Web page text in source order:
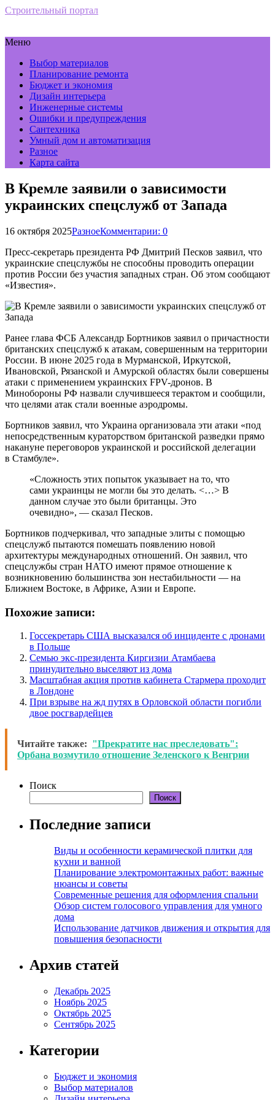
Строительный портал
Меню
Выбор материалов
Планирование ремонта
Бюджет и экономия
Дизайн интерьера
Инженерные системы
Ошибки и предупреждения
Сантехника
Умный дом и автоматизация
Разное
Карта сайта
В Кремле заявили о зависимости
украинских спецслужб от Запада
16 октября 2025РазноеКомментарии: 0
Пресс-секретарь президента РФ Дмитрий Песков заявил, что
украинские спецслужбы не способны проводить операции
против России без участия западных стран. Об этом сообщают
«Известия».
Ранее глава ФСБ Александр Бортников заявил о причастности
британских спецслужб к атакам, совершенным на территории
России. В июне 2025 года в Мурманской, Иркутской,
Ивановской, Рязанской и Амурской областях были совершены
атаки с применением украинских FPV-дронов. В
Минобороны РФ назвали случившееся терактом и сообщили,
что целями атак стали военные аэродромы.
Бортников заявил, что Украина организовала эти атаки «под
непосредственным кураторством британской разведки прямо
накануне переговоров украинской и российской делегации
в Стамбуле».
«Сложность этих попыток указывает на то, что
сами украинцы не могли бы это делать. <…> В
данном случае это были британцы. Это
очевидно», — сказал Песков.
Бортников подчеркивал, что западные элиты с помощью
спецслужб пытаются помешать появлению новой
архитектуры международных отношений. Он заявил, что
спецслужбы стран НАТО имеют прямое отношение к
возникновению большинства зон нестабильности — на
Ближнем Востоке, в Африке, Азии и Европе.
Похожие записи:
Госсекретарь США высказался об инциденте с дронами
в Польше
Семью экс-президента Киргизии Атамбаева
принудительно выселяют из дома
Масштабная акция против кабинета Стармера проходит
в Лондоне
При взрыве на жд путях в Орловской области погибли
двое росгвардейцев
Читайте также: "Прекратите нас преследовать":
Орбана возмутило отношение Зеленского к Венгрии
Поиск
Поиск
Последние записи
Виды и особенности керамической плитки для
кухни и ванной
Планирование электромонтажных работ: важные
нюансы и советы
Современные решения для оформления спальни
Обзор систем голосового управления для умного
дома
Использование датчиков движения и открытия для
повышения безопасности
Архив статей
Декабрь 2025
Ноябрь 2025
Октябрь 2025
Сентябрь 2025
Категории
Бюджет и экономия
Выбор материалов